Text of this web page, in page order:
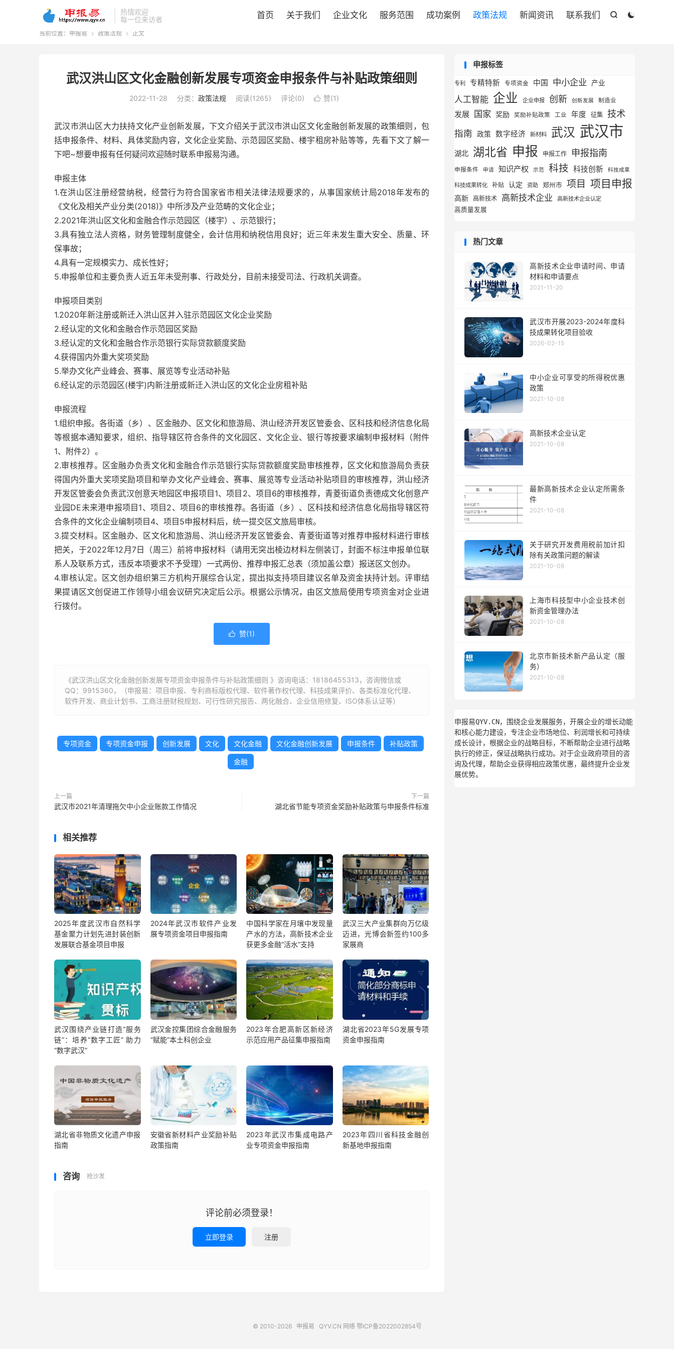
热情欢迎
每一位来访者


首页 关于我们 企业文化 服务范围 成功案例 政策法规 新闻资讯 联系我们
当前位置： 申报易  政策法规  正文
武汉洪山区文化金融创新发展专项资金申报条件与补贴政策细则
2022-11-28 分类： 政策法规 阅读(1265) 评论(0)  赞(1)
武汉市洪山区大力扶持文化产业创新发展，下文介绍关于武汉市洪山区文化金融创新发展的政策细则，包
括申报条件、材料、具体奖励内容，文化企业奖励、示范园区奖励、楼宇租房补贴等等，先看下文了解一
下吧~想要申报有任何疑问欢迎随时联系申报易沟通。
申报主体
1.在洪山区注册经营纳税，经营行为符合国家省市相关法律法规要求的，从事国家统计局2018年发布的
《文化及相关产业分类(2018)》中所涉及产业范畴的文化企业；
2.2021年洪山区文化和金融合作示范园区（楼宇）、示范银行；
3.具有独立法人资格，财务管理制度健全，会计信用和纳税信用良好；近三年未发生重大安全、质量、环
保事故；
4.具有一定规模实力、成长性好；
5.申报单位和主要负责人近五年未受刑事、行政处分，目前未接受司法、行政机关调查。
申报项目类别
1.2020年新注册或新迁入洪山区并入驻示范园区文化企业奖励
2.经认定的文化和金融合作示范园区奖励
3.经认定的文化和金融合作示范银行实际贷款额度奖励
4.获得国内外重大奖项奖励
5.举办文化产业峰会、赛事、展览等专业活动补贴
6.经认定的示范园区(楼宇)内新注册或新迁入洪山区的文化企业房租补贴
申报流程
1.组织申报。各街道（乡）、区金融办、区文化和旅游局、洪山经济开发区管委会、区科技和经济信息化局
等根据本通知要求，组织、指导辖区符合条件的文化园区、文化企业、银行等按要求编制申报材料（附件
1、附件2）。
2.审核推荐。区金融办负责文化和金融合作示范银行实际贷款额度奖励审核推荐，区文化和旅游局负责获
得国内外重大奖项奖励项目和举办文化产业峰会、赛事、展览等专业活动补贴项目的审核推荐，洪山经济
开发区管委会负责武汉创意天地园区申报项目1、项目2、项目6的审核推荐，青菱街道负责德成文化创意产
业园DE未来港申报项目1、项目2、项目6的审核推荐。各街道（乡）、区科技和经济信息化局指导辖区符
合条件的文化企业编制项目4、项目5申报材料后，统一提交区文旅局审核。
3.提交材料。区金融办、区文化和旅游局、洪山经济开发区管委会、青菱街道等对推荐申报材料进行审核
把关，于2022年12月7日（周三）前将申报材料（请用无突出棱边材料左侧装订，封面不标注申报单位联
系人及联系方式，违反本项要求不予受理）一式两份、推荐申报汇总表（须加盖公章）报送区文创办。
4.审核认定。区文创办组织第三方机构开展综合认定，提出拟支持项目建议名单及资金扶持计划。评审结
果提请区文创促进工作领导小组会议研究决定后公示。根据公示情况，由区文旅局使用专项资金对企业进
行拨付。
 赞(1)
《武汉洪山区文化金融创新发展专项资金申报条件与补贴政策细则 》咨询电话： 18186455313，咨询微信或
QQ：9915360，（申报易：项目申报、专利商标版权代理、软件著作权代理、科技成果评价、各类标准化代理、
软件开发、商业计划书、工商注册财税规划、可行性研究报告、两化融合、企业信用修复、ISO体系认证等）
专项资金 专项资金申报 创新发展 文化 文化金融 文化金融创新发展 申报条件 补贴政策
金融
上一篇
武汉市2021年清理拖欠中小企业账款工作情况
下一篇
湖北省节能专项资金奖励补贴政策与申报条件标准
相关推荐
2025年度武汉市自然科学
基金聚力计划先进封装创新
发展联合基金项目申报
2024年武汉市软件产业发
展专项资金项目申报指南
中国科学家在月壤中发现量
产水的方法，高新技术企业
获更多金融“活水”支持
武汉三大产业集群向万亿级
迈进，光博会新签约100多
家展商
武汉围绕产业链打造“服务
链”：培养“数字工匠” 助力
“数字武汉”
武汉金控集团综合金融服务
“赋能”本土科创企业
2023年合肥高新区新经济
示范应用产品征集申报指南
湖北省2023年5G发展专项
资金申报指南
湖北省非物质文化遗产申报
指南
安徽省新材料产业奖励补贴
政策指南
2023年武汉市集成电路产
业专项资金申报指南
2023年四川省科技金融创
新基地申报指南
咨询 抢沙发
评论前必须登录！
立即登录 注册
申报标签
专利 专精特新 专项资金 中国 中小企业 产业
人工智能 企业 企业申报 创新 创新发展 制造业
发展 国家 奖励 奖励补贴政策 工业 年度 征集 技术
指南 政策 数字经济 新材料 武汉 武汉市
湖北 湖北省 申报 申报工作 申报指南
申报条件 申请 知识产权 示范 科技 科技创新 科技成果
科技成果转化 补贴 认定 资助 郑州市 项目 项目申报
高新 高新技术 高新技术企业 高新技术企业认定
高质量发展
热门文章
高新技术企业申请时间、申请
材料和申请要点
2021-11-20
武汉市开展2023-2024年度科
技成果转化项目验收
2026-02-15
中小企业可享受的所得税优惠
政策
2021-10-08
高新技术企业认定
2021-10-08
最新高新技术企业认定所需条
件
2021-10-08
关于研究开发费用税前加计扣
除有关政策问题的解读
2021-10-08
上海市科技型中小企业技术创
新资金管理办法
2021-10-08
北京市新技术新产品认定（服
务）
2021-10-08
申报易QYV.CN，围绕企业发展服务，开展企业的增长动能
和核心能力建设，专注企业市场地位、利润增长和可持续
成长设计，根据企业的战略目标，不断帮助企业进行战略
执行的修正，保证战略执行成功。对于企业政府项目的咨
询及代理，帮助企业获得相应政策优惠，最终提升企业发
展优势。
© 2010-2026 申报易 QYV.CN 网络 鄂ICP备2022002854号